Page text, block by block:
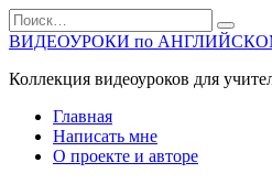
Перейти
к
содержанию
Search
for:
ВИДЕОУРОКИ по
Коллекция видеоуроков для
Главная
Написать мне
О проекте и авторе